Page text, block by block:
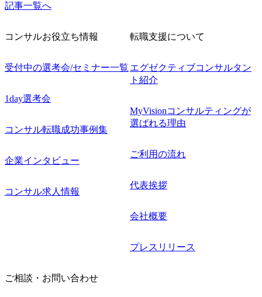
記事一覧へ
コンサルお役立ち情報
受付中の選考会/セミナー一覧
1day選考会
コンサル転職成功事例集
企業インタビュー
コンサル求人情報
転職支援について
エグゼクティブコンサルタン
ト紹介
MyVisionコンサルティングが
選ばれる理由
ご利用の流れ
代表挨拶
会社概要
プレスリリース
ご相談・お問い合わせ